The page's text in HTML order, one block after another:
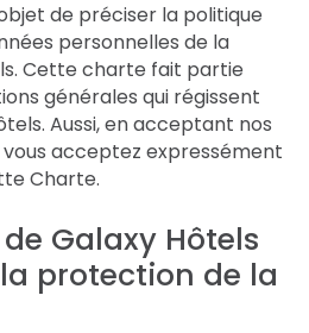
de préciser la politique
personnelles de la
Cette charte fait partie
générales qui régissent
Aussi, en acceptant nos
acceptez expressément
Charte.
Galaxy Hôtels
protection de la